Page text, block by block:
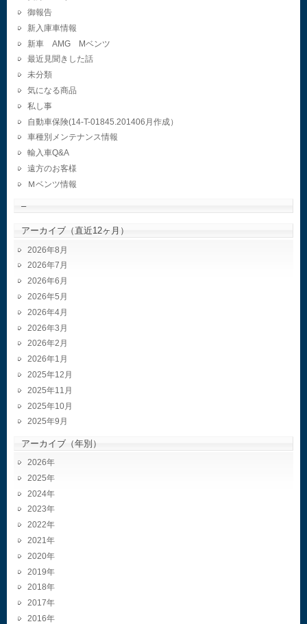
御報告
新入庫車情報
新車 AMG Mベンツ
最近見聞きした話
未分類
気になる商品
私し事
自動車保険(14-T-01845.201406月作成）
車種別メンテナンス情報
輸入車Q&A
遠方のお客様
Ｍベンツ情報
–
アーカイブ（直近12ヶ月）
2026年8月
2026年7月
2026年6月
2026年5月
2026年4月
2026年3月
2026年2月
2026年1月
2025年12月
2025年11月
2025年10月
2025年9月
アーカイブ（年別）
2026
2025
2024
2023
2022
2021
2020
2019
2018
2017
2016